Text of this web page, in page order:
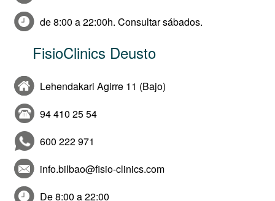
de 8:00 a 22:00h. Consultar sábados.
FisioClinics Deusto
Lehendakari Agirre 11 (Bajo)
94 410 25 54
600 222 971
info.bilbao@fisio-clinics.com
De 8:00 a 22:00